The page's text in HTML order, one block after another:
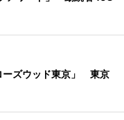
ーズウッド東京」 東京